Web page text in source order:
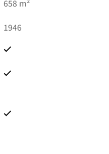
658 m²
1946